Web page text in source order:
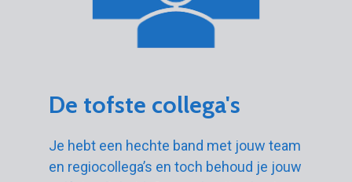
De tofste collega's
Je hebt een hechte band met jouw team
en regiocollega’s en toch behoud je jouw